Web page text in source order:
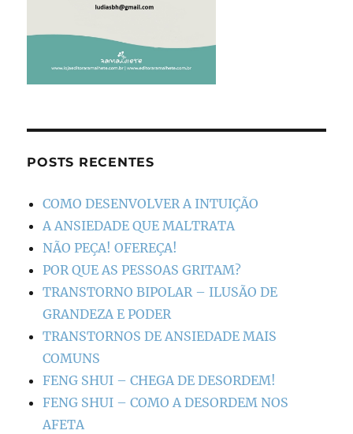
POSTS RECENTES
COMO DESENVOLVER A INTUIÇÃO
A ANSIEDADE QUE MALTRATA
NÃO PEÇA! OFEREÇA!
POR QUE AS PESSOAS GRITAM?
TRANSTORNO BIPOLAR – ILUSÃO DE
GRANDEZA E PODER
TRANSTORNOS DE ANSIEDADE MAIS
COMUNS
FENG SHUI – CHEGA DE DESORDEM!
FENG SHUI – COMO A DESORDEM NOS
AFETA